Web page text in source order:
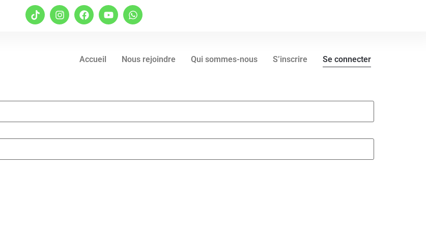
Accueil Nous rejoindre Qui sommes-nous S’inscrire Se connecter